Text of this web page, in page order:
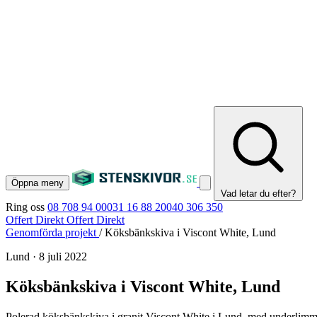
Öppna meny
Vad letar du efter?
Ring oss 08 708 94 00031 16 88 20040 306 350
Offert Direkt Offert Direkt
Genomförda projekt / Köksbänkskiva i Viscont White, Lund
Lund · 8 juli 2022
Köksbänkskiva i Viscont White, Lund